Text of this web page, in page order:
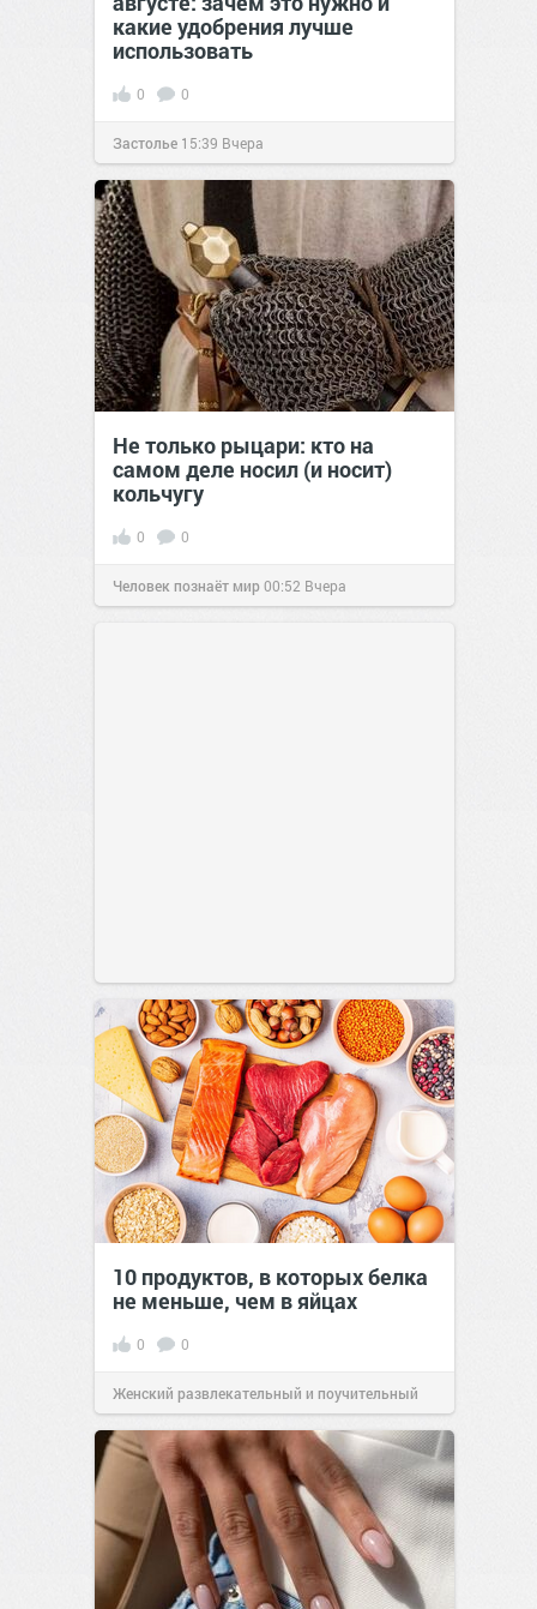
какие удобрения лучше
использовать
0 0
Застолье 15:39 Вчера
Не только рыцари: кто на
самом деле носил (и носит)
кольчугу
0 0
Человек познаёт мир00:52 Вчера
10 продуктов, в которых белка
не меньше, чем в яйцах
0 0
Женский развлекательный и поучительный
сайт.23:4206 авг 2026